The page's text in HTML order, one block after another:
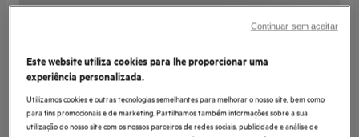
Este website utiliza cookies para lhe proporcionar uma
experiência personalizada.
Utilizamos cookies e outras tecnologias semelhantes para melhorar o nosso site, bem como
para fins promocionais e de marketing. Partilhamos também informações sobre a sua
utilização do nosso site com os nossos parceiros de redes sociais, publicidade e análise de
Continuar sem aceitar